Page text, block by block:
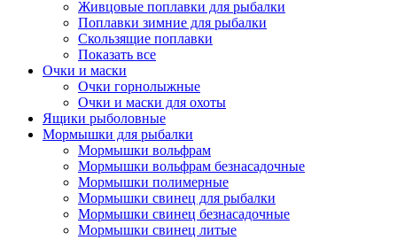
Живцовые поплавки для рыбалки
Поплавки зимние для рыбалки
Скользящие поплавки
Показать все
Очки и маски
Очки горнолыжные
Очки и маски для охоты
Ящики рыболовные
Мормышки для рыбалки
Мормышки вольфрам
Мормышки вольфрам безнасадочные
Мормышки полимерные
Мормышки свинец для рыбалки
Мормышки свинец безнасадочные
Мормышки свинец литые